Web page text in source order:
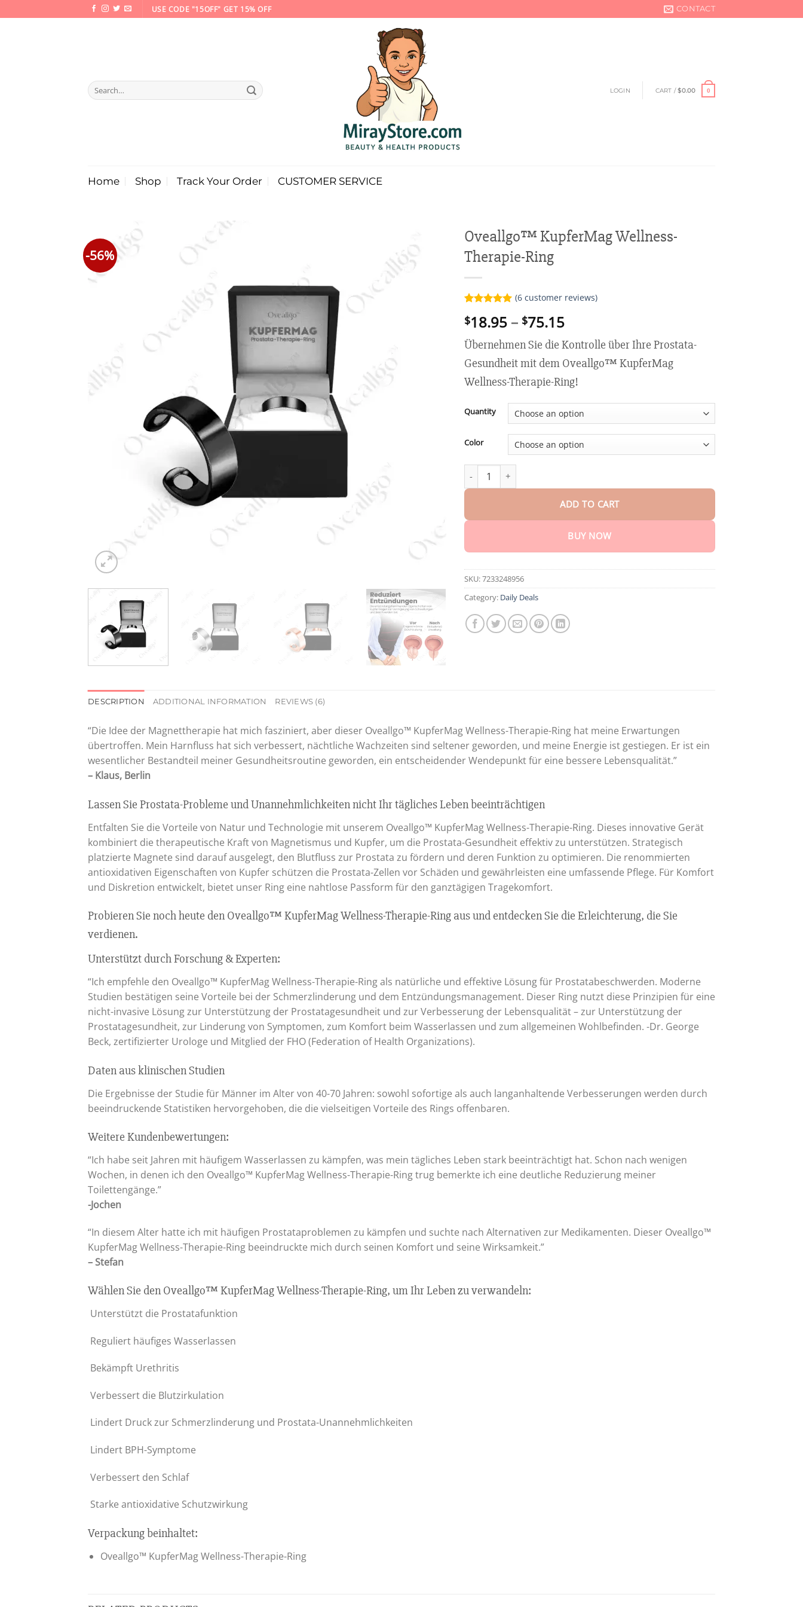
to
USE CODE "15OFF" GET 15% OFF CONTACT
Search
for:
LOGIN CART /$0.00 0
Home Shop Track Your Order CUSTOMER SERVICE
-56%
Oveallgo™ KupferMag Wellness-
Therapie-Ring
out of 5
customer
ratings
(6customer reviews)
$18.95 – $75.15Price
range:
$18.95
through
$75.15
Übernehmen Sie die Kontrolle über Ihre Prostata-
Gesundheit mit dem Oveallgo™ KupferMag
Wellness-Therapie-Ring!
Quantity
Color
Oveallgo™ KupferMag Wellness-Therapie-Ring quantity
ADD TO CART
BUY NOW
SKU:7233248956
Category: Daily Deals
DESCRIPTION ADDITIONAL INFORMATION REVIEWS (6)
“Die Idee der Magnettherapie hat mich fasziniert, aber dieser Oveallgo™ KupferMag Wellness-Therapie-Ring hat meine Erwartungen
übertroffen. Mein Harnfluss hat sich verbessert, nächtliche Wachzeiten sind seltener geworden, und meine Energie ist gestiegen. Er ist ein
wesentlicher Bestandteil meiner Gesundheitsroutine geworden, ein entscheidender Wendepunkt für eine bessere Lebensqualität.”
– Klaus, Berlin
Lassen Sie Prostata-Probleme und Unannehmlichkeiten nicht Ihr tägliches Leben beeinträchtigen
Entfalten Sie die Vorteile von Natur und Technologie mit unserem Oveallgo™ KupferMag Wellness-Therapie-Ring. Dieses innovative Gerät
kombiniert die therapeutische Kraft von Magnetismus und Kupfer, um die Prostata-Gesundheit effektiv zu unterstützen. Strategisch
platzierte Magnete sind darauf ausgelegt, den Blutfluss zur Prostata zu fördern und deren Funktion zu optimieren. Die renommierten
antioxidativen Eigenschaften von Kupfer schützen die Prostata-Zellen vor Schäden und gewährleisten eine umfassende Pflege. Für Komfort
und Diskretion entwickelt, bietet unser Ring eine nahtlose Passform für den ganztägigen Tragekomfort.
Probieren Sie noch heute den Oveallgo™ KupferMag Wellness-Therapie-Ring aus und entdecken Sie die Erleichterung, die Sie
verdienen.
Unterstützt durch Forschung & Experten:
“Ich empfehle den Oveallgo™ KupferMag Wellness-Therapie-Ring als natürliche und effektive Lösung für Prostatabeschwerden. Moderne
Studien bestätigen seine Vorteile bei der Schmerzlinderung und dem Entzündungsmanagement. Dieser Ring nutzt diese Prinzipien für eine
nicht-invasive Lösung zur Unterstützung der Prostatagesundheit und zur Verbesserung der Lebensqualität – zur Unterstützung der
Prostatagesundheit, zur Linderung von Symptomen, zum Komfort beim Wasserlassen und zum allgemeinen Wohlbefinden. -Dr. George
Beck, zertifizierter Urologe und Mitglied der FHO (Federation of Health Organizations).
Daten aus klinischen Studien
Die Ergebnisse der Studie für Männer im Alter von 40-70 Jahren: sowohl sofortige als auch langanhaltende Verbesserungen werden durch
beeindruckende Statistiken hervorgehoben, die die vielseitigen Vorteile des Rings offenbaren.
Weitere Kundenbewertungen:
“Ich habe seit Jahren mit häufigem Wasserlassen zu kämpfen, was mein tägliches Leben stark beeinträchtigt hat. Schon nach wenigen
Wochen, in denen ich den Oveallgo™ KupferMag Wellness-Therapie-Ring trug bemerkte ich eine deutliche Reduzierung meiner
Toilettengänge.”
-Jochen
“In diesem Alter hatte ich mit häufigen Prostataproblemen zu kämpfen und suchte nach Alternativen zur Medikamenten. Dieser Oveallgo™
KupferMag Wellness-Therapie-Ring beeindruckte mich durch seinen Komfort und seine Wirksamkeit.”
– Stefan
Wählen Sie den Oveallgo™ KupferMag Wellness-Therapie-Ring, um Ihr Leben zu verwandeln:
Unterstützt die Prostatafunktion
Reguliert häufiges Wasserlassen
Bekämpft Urethritis
Verbessert die Blutzirkulation
Lindert Druck zur Schmerzlinderung und Prostata-Unannehmlichkeiten
Lindert BPH-Symptome
Verbessert den Schlaf
Starke antioxidative Schutzwirkung
Verpackung beinhaltet:
Oveallgo™ KupferMag Wellness-Therapie-Ring